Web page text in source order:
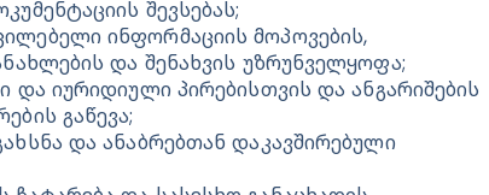
შევსებას;
ინფორმაციის მოპოვების,
და შენახვის უზრუნველყოფა;
და იურიდიული პირებისთვის და ანგარიშების
გაწევა;
და ანაბრებთან დაკავშირებული